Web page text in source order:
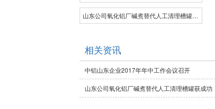
山东公司氧化铝厂碱煮替代人工清理槽罐获成功
相关资讯
中铝山东企业2017年年中工作会议召开
山东公司氧化铝厂碱煮替代人工清理槽罐获成功